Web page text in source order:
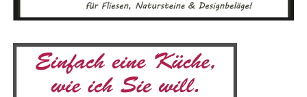
Qua­li­tät
umge­setzt. Beson­ders spe­zia­li­siert ist das Team auf die
Instal­la­ti­on von Bal­kon­kraft­an­la­gen. Zahl­rei­che Anla­
gen wur­den bereits erfolg­reich in Ost­fries­land und dem
Ems­land mon­tiert, stets mit dem Ziel, opti­ma­le Ergeb­
nis­se zu erzielen.